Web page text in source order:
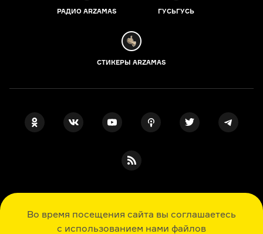
Во время посещения сайта вы соглашаетесь
с использованием нами файлов
РАДИО ARZAMAS ГУСЬГУСЬ
СТИКЕРЫ ARZAMAS